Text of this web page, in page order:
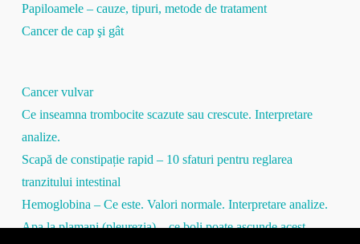
Papiloamele – cauze, tipuri, metode de tratament
Cancer de cap şi gât
Cancer vulvar
Ce inseamna trombocite scazute sau crescute. Interpretare
analize.
Scapă de constipație rapid – 10 sfaturi pentru reglarea
tranzitului intestinal
Hemoglobina – Ce este. Valori normale. Interpretare analize.
Apa la plamani (pleurezia) – ce boli poate ascunde acest